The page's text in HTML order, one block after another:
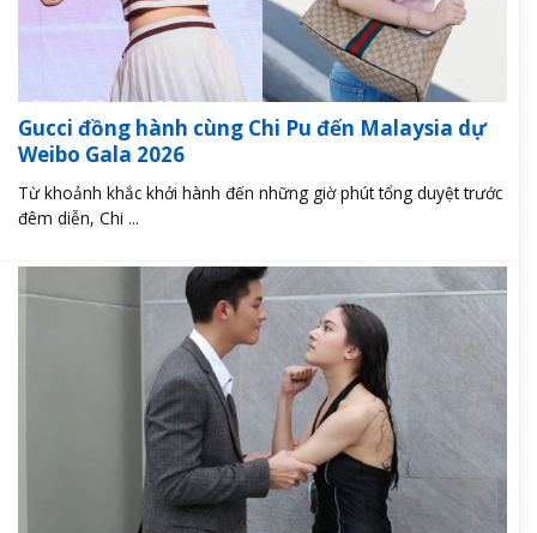
Gucci đồng hành cùng Chi Pu đến Malaysia dự
Weibo Gala 2026
Từ khoảnh khắc khởi hành đến những giờ phút tổng duyệt trước
đêm diễn, Chi ...